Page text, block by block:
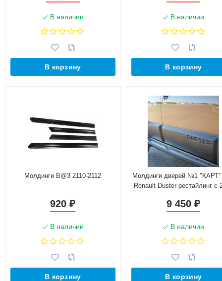
В наличии
В корзину
В наличии
В корзину
Молдинги B@3 2110-2112
920₽
В наличии
В корзину
Молдинги дверей №1
Renault Duster рестайлинг с
9 450₽
В наличии
В корзину